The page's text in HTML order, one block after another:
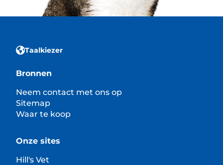
Taalkiezer
Bronnen
Neem contact met ons op
Sitemap
Waar te koop
Onze sites
Hill's Vet